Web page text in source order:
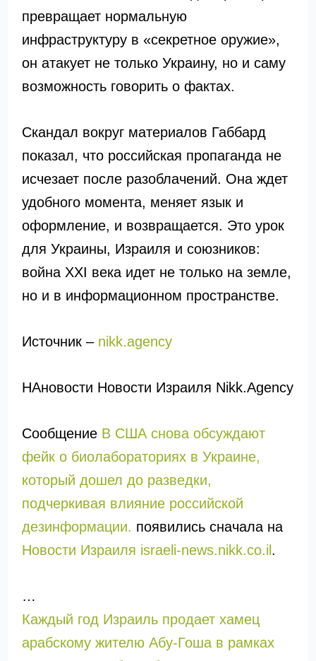
превращает нормальную
инфраструктуру в «секретное оружие»,
он атакует не только Украину, но и саму
возможность говорить о фактах.
Скандал вокруг материалов Габбард
показал, что российская пропаганда не
исчезает после разоблачений. Она ждет
удобного момента, меняет язык и
оформление, и возвращается. Это урок
для Украины, Израиля и союзников:
война XXI века идет не только на земле,
но и в информационном пространстве.
Источник – nikk.agency
НАновости Новости Израиля Nikk.Agency
Сообщение В США снова обсуждают
фейк о биолабораториях в Украине,
который дошел до разведки,
подчеркивая влияние российской
дезинформации. появились сначала на
Новости Израиля israeli-news.nikk.co.il .
…
Каждый год Израиль продает хамец
арабскому жителю Абу-Гоша в рамках